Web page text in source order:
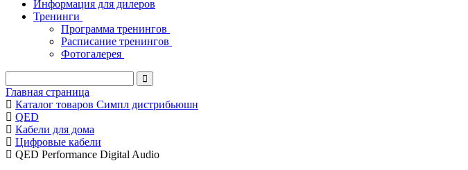
Информация для дилеров
Тренинги
Программа тренингов
Расписание тренингов
Фотогалерея
Главная страница
Каталог товаров Симпл дистрибьюшн
QED
Кабели для дома
Цифровые кабели
QED Performance Digital Audio